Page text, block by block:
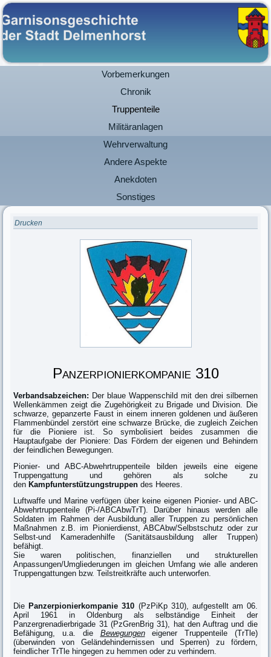
Vorbemerkungen
Chronik
Truppenteile
Militäranlagen
Wehrverwaltung
Andere Aspekte
Anekdoten
Sonstiges
Drucken
Panzerpionierkompanie 310
Verbandsabzeichen: Der blaue Wappenschild mit den drei silbernen
Wellenkämmen zeigt die Zugehörigkeit zu Brigade und Division. Die
schwarze, gepanzerte Faust in einem inneren goldenen und äußeren
Flammenbündel zerstört eine schwarze Brücke, die zugleich Zeichen
für die Pioniere ist. So symbolisiert beides zusammen die
Hauptaufgabe der Pioniere: Das Fördern der eigenen und Behindern
der feindlichen Bewegungen.
Pionier- und ABC-Abwehrtruppenteile bilden jeweils eine eigene
Truppengattung und gehören als solche zu
den Kampfunterstützungstruppen des Heeres.
Luftwaffe und Marine verfügen über keine eigenen Pionier- und ABC-
Abwehrtruppenteile (Pi-/ABCAbwTrT). Darüber hinaus werden alle
Soldaten im Rahmen der Ausbildung aller Truppen zu persönlichen
Maßnahmen z.B. im Pionierdienst, ABCAbw/Selbstschutz oder zur
Selbst-und Kameradenhilfe (Sanitätsausbildung aller Truppen)
befähigt.
Sie waren politischen, finanziellen und strukturellen
Anpassungen/Umgliederungen im gleichen Umfang wie alle anderen
Truppengattungen bzw. Teilstreitkräfte auch unterworfen.
Die Panzerpionierkompanie 310 (PzPiKp 310), aufgestellt am 06.
April 1961 in Oldenburg als selbständige Einheit der
Panzergrenadierbrigade 31 (PzGrenBrig 31), hat den Auftrag und die
Befähigung, u.a. die Bewegungen
eigener Truppenteile (TrTle)
(überwinden von Geländehindernissen und Sperren) zu fördern,
feindlicher TrTle hingegen zu hemmen oder zu verhindern.